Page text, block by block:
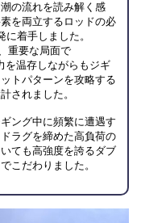
の流れを読み解く感
を両立するロッドの必
着手しました。
重要な局面で
を温存しながらもジギ
トパターンを攻略する
されました。
ング中に頻繁に遭遇す
ラグを締めた高負荷の
ても高強度を誇るダブ
こだわりました。